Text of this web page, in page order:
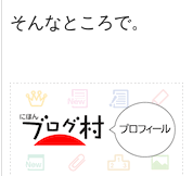
そんなところで。